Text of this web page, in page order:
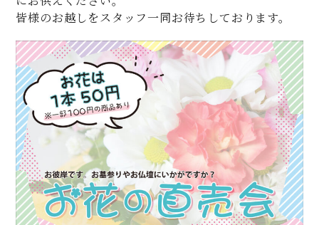
皆様のお越しをスタッフ一同お待ちしております。